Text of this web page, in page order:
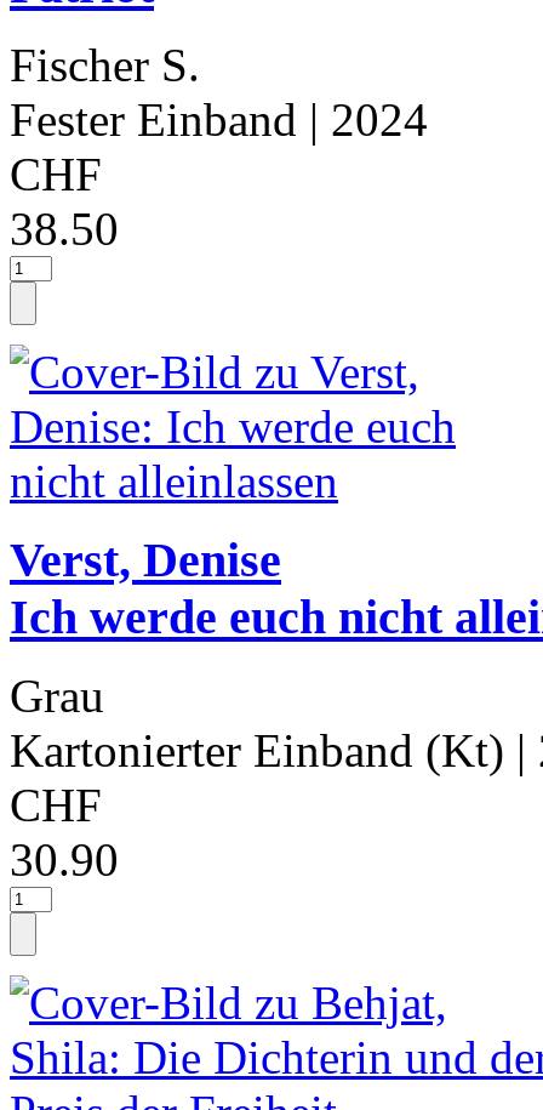
Fischer S.
Fester Einband | 2024
CHF
38.50
Verst, Denise
Ich werde euch nicht
Grau
Kartonierter Einband (Kt) |
CHF
30.90